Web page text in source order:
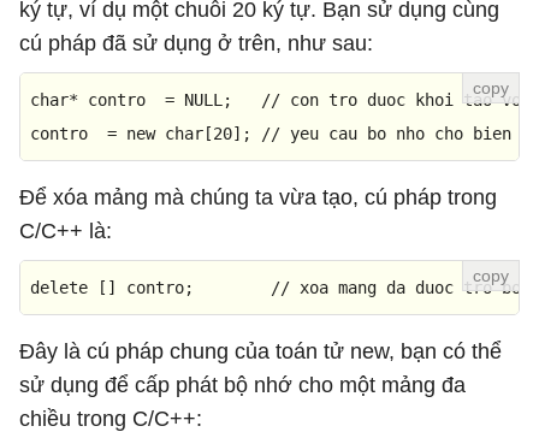
ký tự, ví dụ một chuỗi 20 ký tự. Bạn sử dụng cùng
cú pháp đã sử dụng ở trên, như sau:
char* contro  = NULL ;
// con tro duoc khoi tao
contro  = new char [20]; // yeu cau bo nho cho bien
Để xóa mảng mà chúng ta vừa tạo, cú pháp trong
C/C++ là:
delete [] contro; // xoa mang da duoc tro boi
Đây là cú pháp chung của toán tử new, bạn có thể
sử dụng để cấp phát bộ nhớ cho một mảng đa
chiều trong C/C++: